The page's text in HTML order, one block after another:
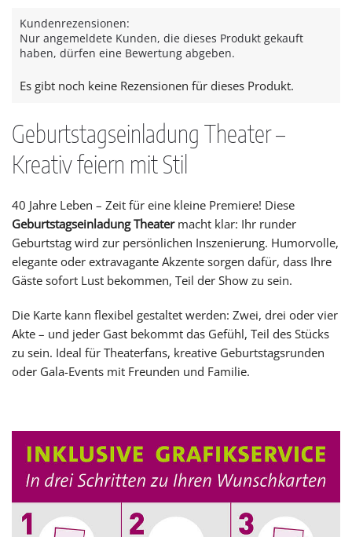
Kundenrezensionen:
Nur angemeldete Kunden, die dieses Produkt gekauft
haben, dürfen eine Bewertung abgeben.
Es gibt noch keine Rezensionen für dieses Produkt.
Geburtstagseinladung Theater –
Kreativ feiern mit Stil
40 Jahre Leben – Zeit für eine kleine Premiere! Diese
Geburtstagseinladung Theatermacht klar: Ihr runder
Geburtstag wird zur persönlichen Inszenierung. Humorvolle,
elegante oder extravagante Akzente sorgen dafür, dass Ihre
Gäste sofort Lust bekommen, Teil der Show zu sein.
Die Karte kann flexibel gestaltet werden: Zwei, drei oder vier
Akte – und jeder Gast bekommt das Gefühl, Teil des Stücks
zu sein. Ideal für Theaterfans, kreative Geburtstagsrunden
oder Gala-Events mit Freunden und Familie.